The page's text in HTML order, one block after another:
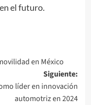
el futuro.
en México
Siguiente:
líder en innovación
automotriz en 2024